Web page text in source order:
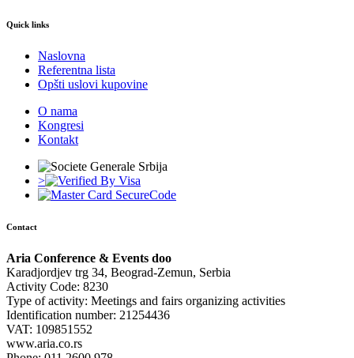
Quick links
Naslovna
Referentna lista
Opšti uslovi kupovine
O nama
Kongresi
Kontakt
>
Contact
Aria Conference & Events doo
Karadjordjev trg 34, Beograd-Zemun, Serbia
Activity Code: 8230
Type of activity: Meetings and fairs organizing activities
Identification number: 21254436
VAT: 109851552
www.aria.co.rs